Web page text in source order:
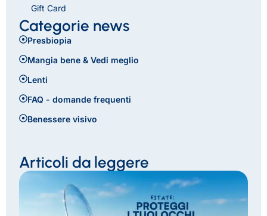
Gift Card
Categorie news
Presbiopia
Mangia bene & Vedi meglio
Lenti
FAQ - domande frequenti
Benessere visivo
Articoli da leggere